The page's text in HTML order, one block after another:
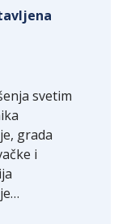
svetim
grada
i